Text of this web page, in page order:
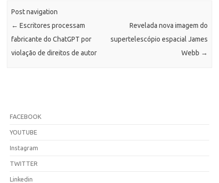
Post navigation
← Escritores processam
fabricante do ChatGPT por
violação de direitos de autor
Revelada nova imagem do
supertelescópio espacial James
Webb →
FACEBOOK
YOUTUBE
Instagram
TWITTER
Linkedin